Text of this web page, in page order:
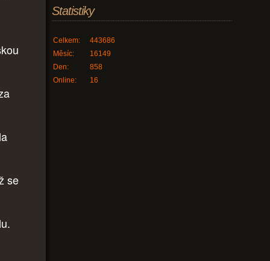
se
Statistiky
Online: 16
Celkem:
443686
Měsíc:
16149
Den:
858